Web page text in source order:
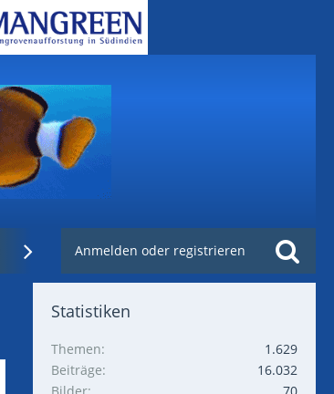
Weblinks Nachzuchtenregister.de
Anmelden oder registrieren
Statistiken
Themen
1.629
Beiträge
16.032